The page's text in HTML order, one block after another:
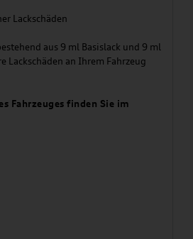
Lackschäden
aus 9 ml Basislack und 9 ml
Lackschäden an Ihrem Fahrzeug
Fahrzeuges finden Sie im